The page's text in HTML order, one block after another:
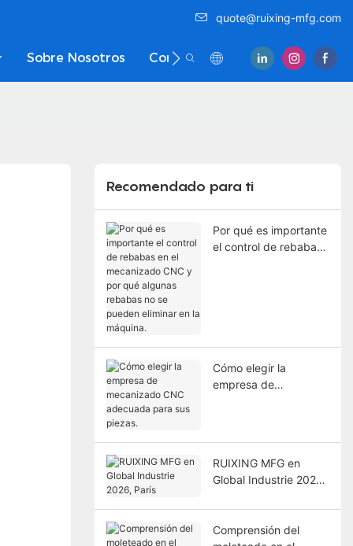
quote@ruixing-mfg.com
Sobre Nosotros Contáctenos
Recomendado para ti
Por qué es importante
el control de rebabas
Cómo elegir la
empresa de
RUIXING MFG en
Global Industrie 2026,
Comprensión del